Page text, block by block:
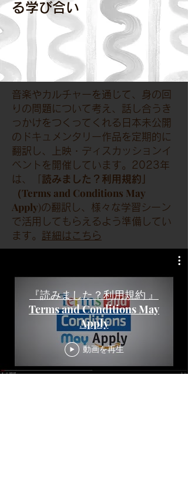
る学び合い
音楽やカルチャーを通じて、身の回
りの問題について考え、話し合うき
っかけをつくってくれる日本未公開
のドキュメンタリー作品を定期的に
翻訳し、上映・ディスカッションイ
ベントを開催しています。2023年
は、「 読みました？利用規約」
（Terms and Conditions May
Apply)の翻訳し、様々な学習シーン
で活用してもらえるよう準備してい
ます。 詳細はこちら
『読みました？利用規約 』
Terms and Conditions May
Apply
動画を再生